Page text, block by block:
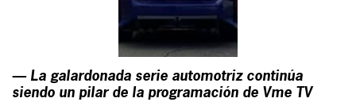
— La galardonada serie automotriz continúa
siendo un pilar de la programación de Vme TV